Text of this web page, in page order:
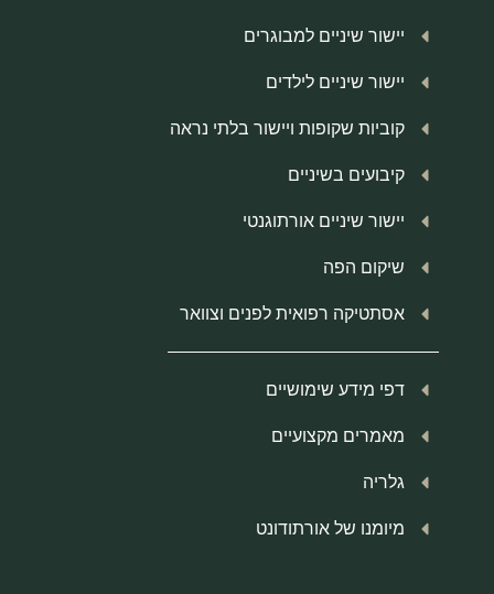
יישור שיניים למבוגרים
יישור שיניים לילדים
קוביות שקופות ויישור בלתי נראה
קיבועים בשיניים
יישור שיניים אורתוגנטי
שיקום הפה
אסתטיקה רפואית לפנים וצוואר
דפי מידע שימושיים
מאמרים מקצועיים
גלריה
מיומנו של אורתודונט